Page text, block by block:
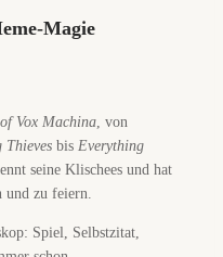
Magie
Vox Machina , von
Thieves bis Everything
seine Klischees und hat
zu feiern.
Spiel, Selbstzitat,